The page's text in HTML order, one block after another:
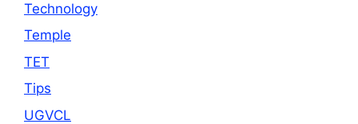
Technology
Temple
TET
Tips
UGVCL